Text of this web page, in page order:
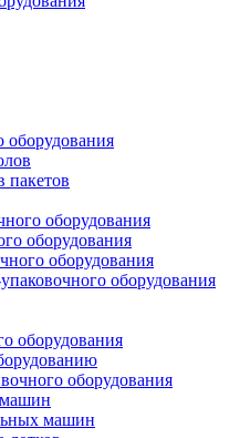
пакетов
оборудования
оборудования
оборудования
оборудования
оборудования
оборудования
машин